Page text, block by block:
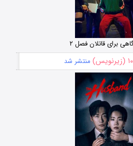
برای قاتلان فصل ۲
۱۰ (زیرنویس) منتشر شد